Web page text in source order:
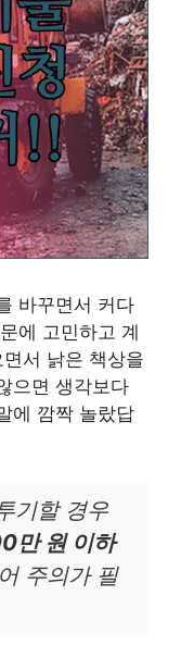
바꾸면서 커다
에 고민하고 계
서 낡은 책상을
으면 생각보다
에 깜짝 놀랐답
기할 경우
만 원 이하
주의가 필